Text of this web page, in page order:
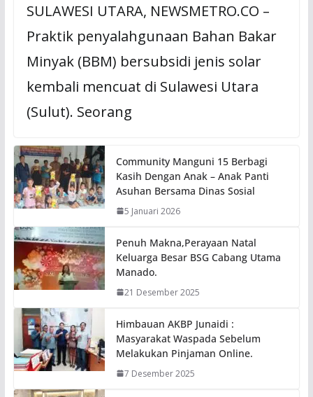
SULAWESI UTARA, NEWSMETRO.CO –
Praktik penyalahgunaan Bahan Bakar
Minyak (BBM) bersubsidi jenis solar
kembali mencuat di Sulawesi Utara
(Sulut). Seorang
Community Manguni 15 Berbagi
Kasih Dengan Anak – Anak Panti
Asuhan Bersama Dinas Sosial
5 Januari 2026
Penuh Makna,Perayaan Natal
Keluarga Besar BSG Cabang Utama
Manado.
21 Desember 2025
Himbauan AKBP Junaidi :
Masyarakat Waspada Sebelum
Melakukan Pinjaman Online.
7 Desember 2025